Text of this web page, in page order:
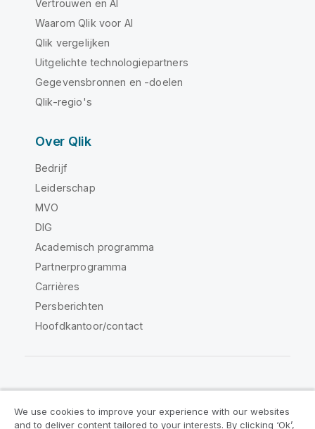
Vertrouwen en AI
Waarom Qlik voor AI
Qlik vergelijken
Uitgelichte technologiepartners
Gegevensbronnen en -doelen
Qlik-regio's
Over Qlik
Bedrijf
Leiderschap
MVO
DIG
Academisch programma
Partnerprogramma
Carrières
Persberichten
Hoofdkantoor/contact
We use cookies to improve your experience with our websites
and to deliver content tailored to your interests. By clicking ‘Ok’,